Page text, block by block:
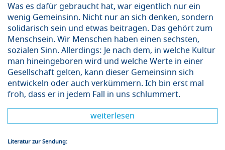
Was es dafür gebraucht hat, war eigentlich nur ein
wenig Gemeinsinn. Nicht nur an sich denken, sondern
solidarisch sein und etwas beitragen. Das gehört zum
Menschsein. Wir Menschen haben einen sechsten,
sozialen Sinn. Allerdings: Je nach dem, in welche Kultur
man hineingeboren wird und welche Werte in einer
Gesellschaft gelten, kann dieser Gemeinsinn sich
entwickeln oder auch verkümmern. Ich bin erst mal
froh, dass er in jedem Fall in uns schlummert.
weiterlesen
Literatur zur Sendung: